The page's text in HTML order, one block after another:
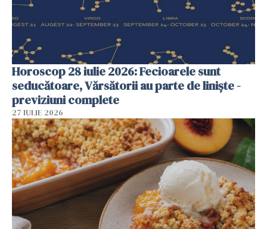
Horoscop 28 iulie 2026: Fecioarele sunt
seducătoare, Vărsătorii au parte de liniște -
previziuni complete
27 IULIE 2026